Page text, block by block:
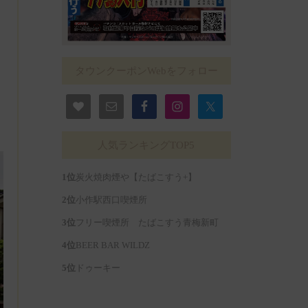
炭火焼肉煙や【たばこすう+】
小作駅西口喫煙所
フリー喫煙所 たばこすう青梅新町
BEER BAR WILDZ
ドゥーキー